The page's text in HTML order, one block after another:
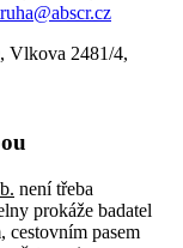
Vlkova 2481/4,
není třeba
prokáže badatel
cestovním pasem